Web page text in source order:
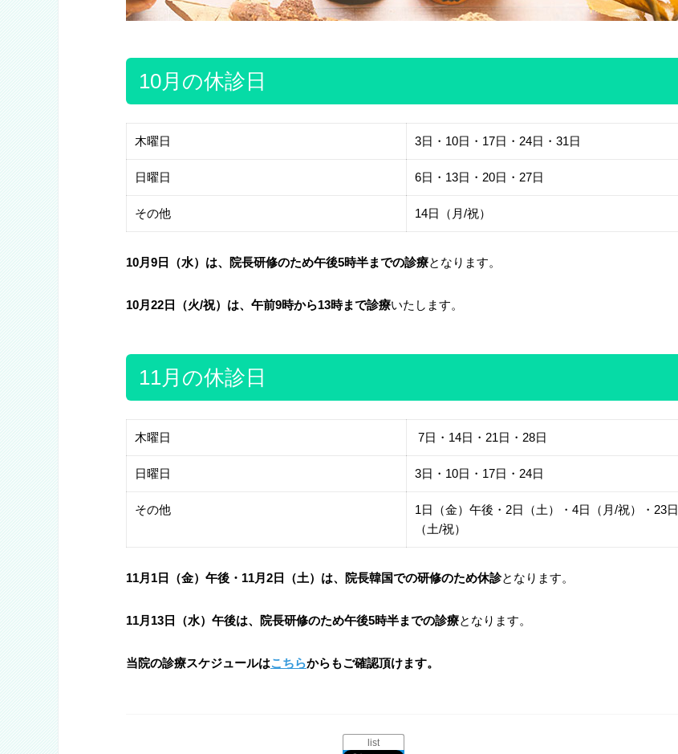
10月の休診日
木曜日 3日・10日・17日・24日・31日
日曜日 6日・13日・20日・27日
その他 14日（月/祝）
10月9日（水）は、院長研修のため午後5時半までの診療となります。
10月22日（火/祝）は、午前9時から13時まで診療いたします。
11月の休診日
木曜日 7日・14日・21日・28日
日曜日 3日・10日・17日・24日
その他
1日（金）午後・2日（土）・4日（月/祝）・23日
（土/祝）
11月1日（金）午後・11月2日（土）は、院長韓国での研修のため休診となります。
11月13日（水）午後は、院長研修のため午後5時半までの診療となります。
当院の診療スケジュールはこちらからもご確認頂けます。
list